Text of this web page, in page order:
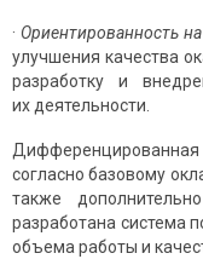
· Ориентированность
улучшения качества
разработку и
их деятельности.
Дифференцированная
согласно базовому
также
разработана система
объема работы и